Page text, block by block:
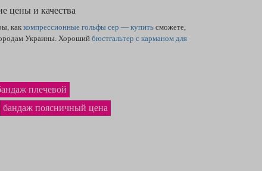
цены и качества
каккомпрессионные гольфы cep — купить сможете,
Украины. Хорошийбюстгальтер с карманом для
плечевой
бандаж поясничный цена